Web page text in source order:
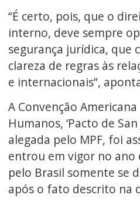
“É certo, pois, que o
interno, deve sempre
segurança jurídica, que
clareza de regras às
e internacionais”,
A Convenção
Humanos, ‘Pacto de San
alegada pelo MPF, foi
entrou em vigor no ano
pelo Brasil somente se
após o fato descrito na